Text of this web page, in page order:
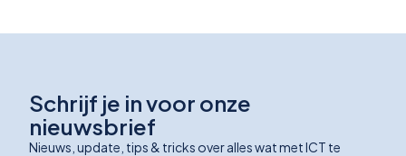
Schrijf je in voor onze
nieuwsbrief
Nieuws, update, tips & tricks over alles wat met ICT te